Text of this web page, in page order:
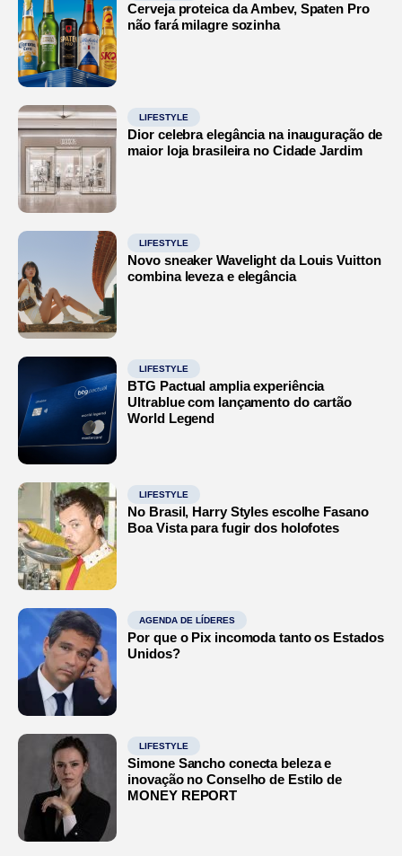
Cerveja proteica da Ambev, Spaten Pro
não fará milagre sozinha
LIFESTYLE
Dior celebra elegância na inauguração de
maior loja brasileira no Cidade Jardim
LIFESTYLE
Novo sneaker Wavelight da Louis Vuitton
combina leveza e elegância
LIFESTYLE
BTG Pactual amplia experiência
Ultrablue com lançamento do cartão
World Legend
LIFESTYLE
No Brasil, Harry Styles escolhe Fasano
Boa Vista para fugir dos holofotes
AGENDA DE LÍDERES
Por que o Pix incomoda tanto os Estados
Unidos?
LIFESTYLE
Simone Sancho conecta beleza e
inovação no Conselho de Estilo de
MONEY REPORT